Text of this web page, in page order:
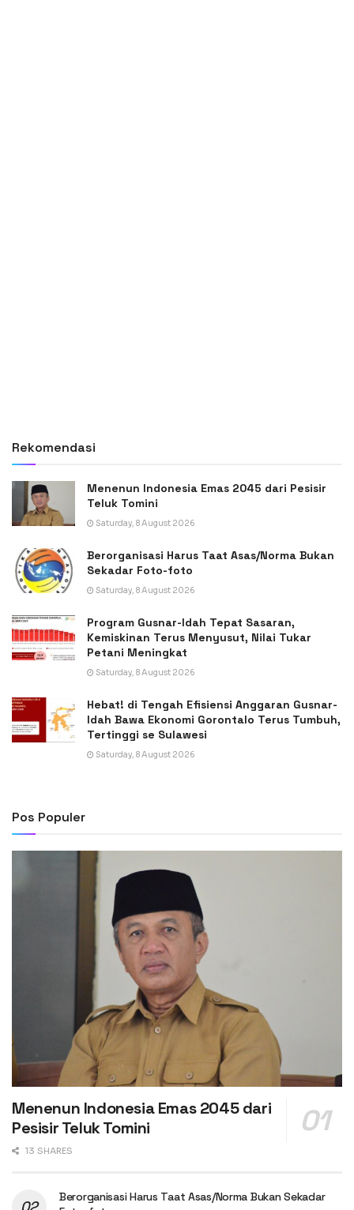
Rekomendasi
Menenun Indonesia Emas 2045 dari Pesisir
Teluk Tomini
Saturday, 8 August 2026
Berorganisasi Harus Taat Asas/Norma Bukan
Sekadar Foto-foto
Saturday, 8 August 2026
Program Gusnar-Idah Tepat Sasaran,
Kemiskinan Terus Menyusut, Nilai Tukar
Petani Meningkat
Saturday, 8 August 2026
Hebat! di Tengah Efisiensi Anggaran Gusnar-
Idah Bawa Ekonomi Gorontalo Terus Tumbuh,
Tertinggi se Sulawesi
Saturday, 8 August 2026
Pos Populer
Menenun Indonesia Emas 2045 dari
Pesisir Teluk Tomini
13 SHARES
Berorganisasi Harus Taat Asas/Norma Bukan Sekadar